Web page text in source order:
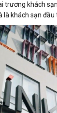
trương khách
là khách sạn đầu